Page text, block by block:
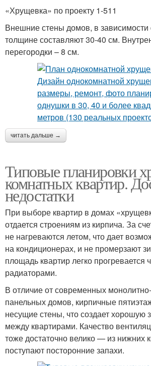
«Хрущевка» по проекту 1-511
Внешние стены домов, в зависимости
толщине составляют 30-40 см.
перегородки – 8 см.
читать дальше →
Типовые планировки
комнатных квартир.
недостатки
При выборе квартир в домах
отдается строениям из кирпича. За
не нагреваются летом, что дает
на кондиционерах, и не промерзают
площадь квартир легко прогревается
радиаторами.
В отличие от современных
панельных домов, кирпичные
несущие стены, что создает хорошую
между квартирами. Качество
тоже достаточно велико — из нижних
поступают посторонние запахи.